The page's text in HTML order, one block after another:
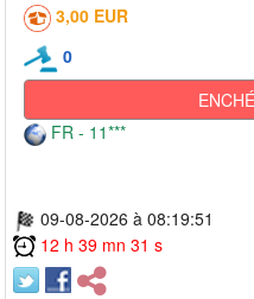
3,00 EUR
0
FR - 11***
09-08-2026 à 08:19:51
12 h 39 mn 31 s